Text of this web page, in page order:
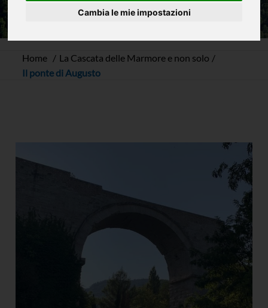
Cambia le mie impostazioni
Home
La Cascata delle Marmore e non solo
Il ponte di Augusto